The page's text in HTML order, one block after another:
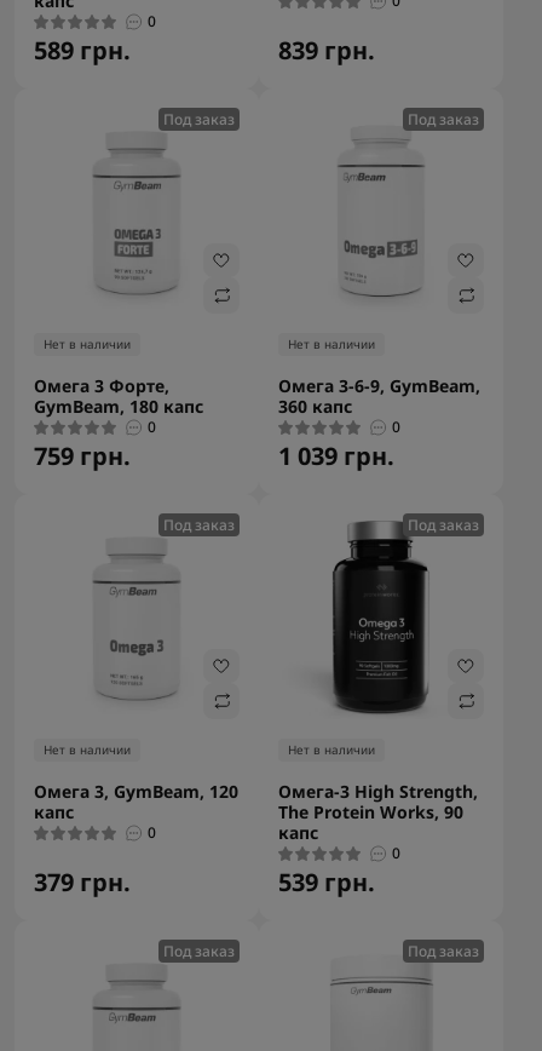
0
589 грн. 839 грн.
Под заказ
Нет в наличии
Омега 3 Форте,
GymBeam, 180 капс
0
759 грн.
Под заказ
Нет в наличии
Омега 3-6-9, GymBeam,
360 капс
0
1 039 грн.
Под заказ
Нет в наличии
Омега 3, GymBeam, 120
капс
0
379 грн.
Под заказ
Нет в наличии
Омега-3 High Strength,
The Protein Works, 90
капс
0
539 грн.
Под заказ Под заказ